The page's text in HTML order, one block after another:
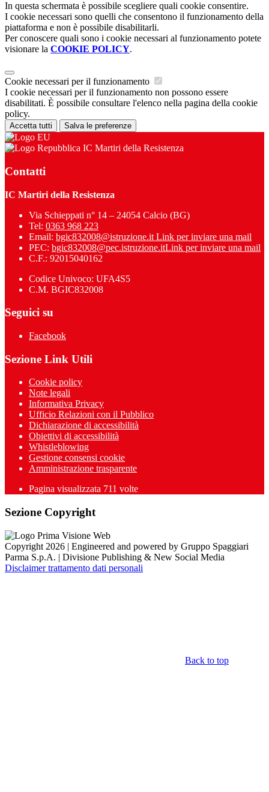
In questa schermata è possibile scegliere quali cookie consentire.
I cookie necessari sono quelli che consentono il funzionamento della
piattaforma e non è possibile disabilitarli.
Per conoscere quali sono i cookie necessari al funzionamento potete
visionare la COOKIE POLICY.
Cookie necessari per il funzionamento
I cookie necessari per il funzionamento non possono essere
disabilitati. È possibile consultare l'elenco nella pagina della cookie
policy.
Accetta tutti Salva le preferenze
IC Martiri della Resistenza
Contatti
IC Martiri della Resistenza
Via Schieppati n° 14 – 24054 Calcio (BG)
Tel: 0363 968 223
Email: bgic832008@istruzione.it Link per inviare una mail
PEC: bgic832008@pec.istruzione.itLink per inviare una mail
C.F.: 92015040162
Codice Univoco: UFA4S5
C.M. BGIC832008
Seguici su
Facebook
Sezione Link Utili
Cookie policy
Note legali
Informativa Privacy
Ufficio Relazioni con il Pubblico
Dichiarazione di accessibilità
Obiettivi di accessibilità
Whistleblowing
Gestione consensi cookie
Amministrazione trasparente
Pagina visualizzata 711 volte
Sezione Copyright
Copyright 2026 | Engineered and powered by Gruppo Spaggiari
Parma S.p.A. | Divisione Publishing & New Social Media
Disclaimer trattamento dati personali
Back to top